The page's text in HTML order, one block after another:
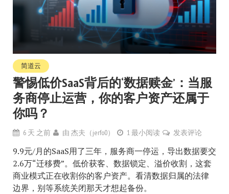
简道云
警惕低价SaaS背后的‘数据赎金’：当服
务商停止运营，你的客户资产还属于
你吗？
6 天 之前 由 杰夫（jerfo0） 1 最小阅读 发表评论
9.9元/月的SaaS用了三年，服务商一停运，导出数据要交
2.6万“迁移费”。低价获客、数据锁定、溢价收割，这套
商业模式正在收割你的客户资产。看清数据归属的法律
边界，别等系统关闭那天才想起备份。